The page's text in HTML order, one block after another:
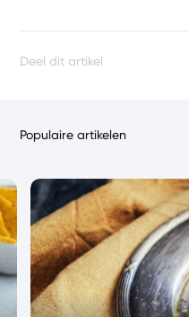
Deel dit artikel
Populaire artikelen